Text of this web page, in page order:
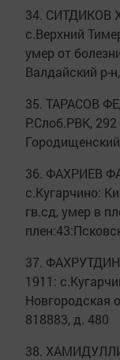
34. СИТДИКОВ
с.Верхний
умер от
Валдайский р-
35. ТАРАСОВ
Р.Слоб.РВК,
36. ФАХРИЕВ
с.Кугарчино:
гв.сд, умер в
37.
1911:
Новгородская
818883, д. 480
38.